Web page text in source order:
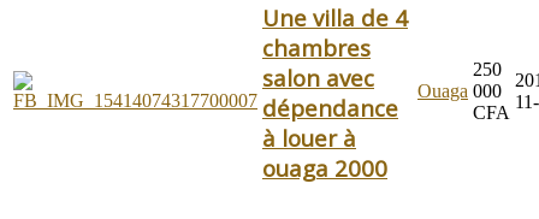
Une villa de 4
chambres
salon avec
dépendance
à louer à
ouaga 2000
Ouaga
250
000
CFA